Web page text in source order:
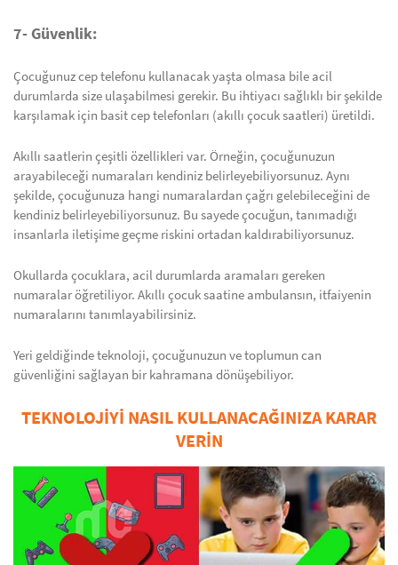
7- Güvenlik:
Çocuğunuz cep telefonu kullanacak yaşta olmasa bile acil
durumlarda size ulaşabilmesi gerekir. Bu ihtiyacı sağlıklı bir şekilde
karşılamak için basit cep telefonları (akıllı çocuk saatleri) üretildi.
Akıllı saatlerin çeşitli özellikleri var. Örneğin, çocuğunuzun
arayabileceği numaraları kendiniz belirleyebiliyorsunuz. Aynı
şekilde, çocuğunuza hangi numaralardan çağrı gelebileceğini de
kendiniz belirleyebiliyorsunuz. Bu sayede çocuğun, tanımadığı
insanlarla iletişime geçme riskini ortadan kaldırabiliyorsunuz.
Okullarda çocuklara, acil durumlarda aramaları gereken
numaralar öğretiliyor. Akıllı çocuk saatine ambulansın, itfaiyenin
numaralarını tanımlayabilirsiniz.
Yeri geldiğinde teknoloji, çocuğunuzun ve toplumun can
güvenliğini sağlayan bir kahramana dönüşebiliyor.
TEKNOLOJIYI NASIL KULLANACAĞINIZA KARAR
VERIN